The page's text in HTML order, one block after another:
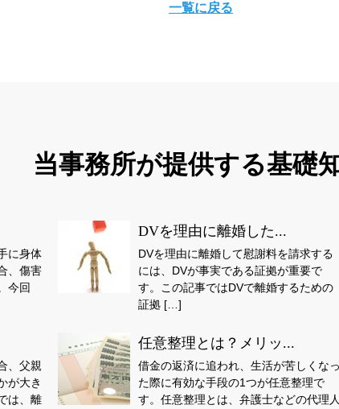
一覧に戻る
当事務所が提供する基礎
に身体
、傷害
今回
DVを理由に離婚した...
DVを理由に離婚して慰謝料を請求する
には、DVが事実である証拠が重要で
す。この記事ではDVで離婚するための
証拠 […]
、父親
が大き
は、離
任意整理とは？メリッ...
借金の返済に追われ、生活が苦しくなっ
た際に有効な手段の1つが任意整理で
す。任意整理とは、弁護士などの代理人